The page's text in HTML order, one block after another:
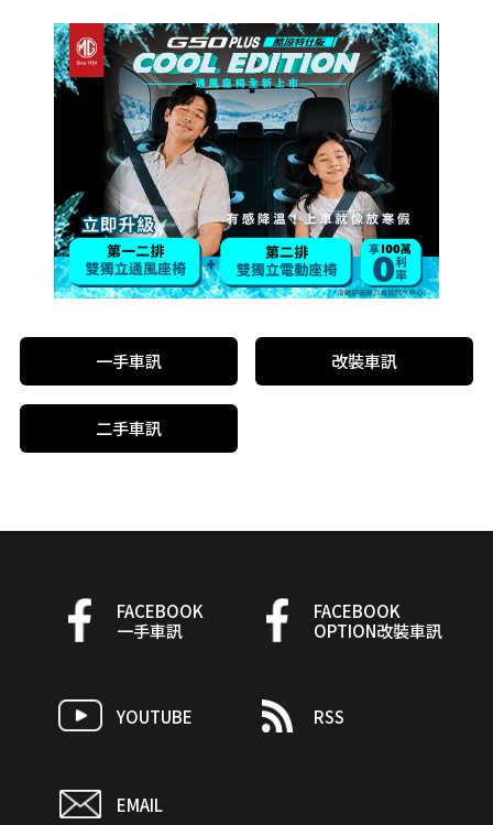
一手車訊 改裝車訊
二手車訊
FACEBOOK
一手車訊
FACEBOOK
OPTION改裝車訊
YOUTUBE RSS
EMAIL